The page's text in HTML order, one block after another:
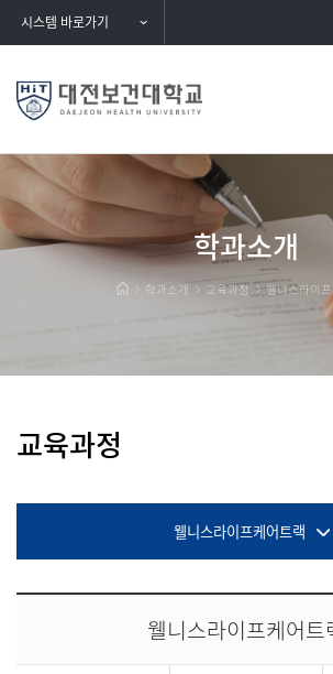
건너뛰기시스템 바로가기
DAEJEON HEALTH UNIVERSITY
대전보건대학교학과소개
학과소개 교육과정 웰니스라이
교육과정
웰니스라이프케어트랙
웰니스라이프케어트